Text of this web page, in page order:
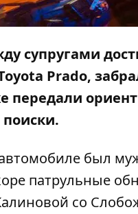
супругами
Prado,
передали
был
патрульные
со